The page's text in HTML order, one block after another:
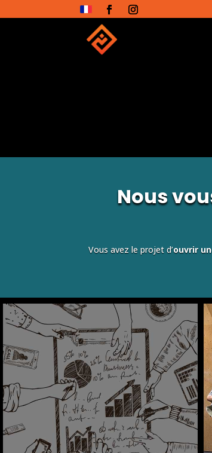
Nous
Vous avez le projet d’ouvrir
Les grandes étapes
pour ouvrir une salle